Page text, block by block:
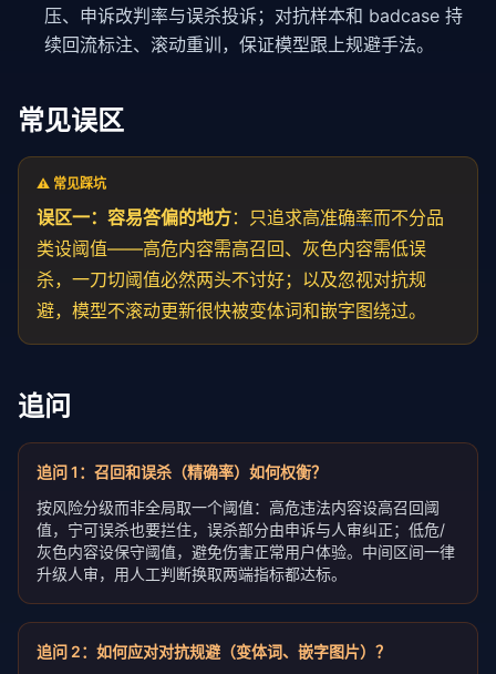
压、申诉改判率与误杀投诉；对抗样本和 badcase 持
续回流标注、滚动重训，保证模型跟上规避手法。
常见误区
⚠️ 常见踩坑
误区一：容易答偏的地方：只追求高准确率而不分品
类设阈值——高危内容需高召回、灰色内容需低误
杀，一刀切阈值必然两头不讨好；以及忽视对抗规
避，模型不滚动更新很快被变体词和嵌字图绕过。
追问
追问1 ： 召回和误杀（精确率）如何权衡？
按风险分级而非全局取一个阈值：高危违法内容设高召回阈
值，宁可误杀也要拦住，误杀部分由申诉与人审纠正；低危/
灰色内容设保守阈值，避免伤害正常用户体验。中间区间一律
升级人审，用人工判断换取两端指标都达标。
追问 2： 如何应对对抗规避（变体词、嵌字图片）？